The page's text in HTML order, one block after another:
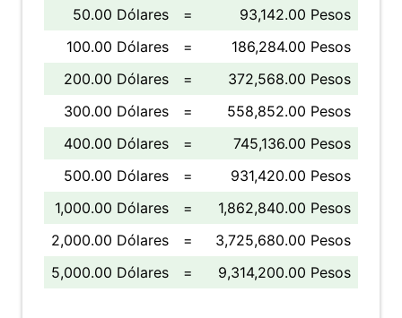
50.00 Dólares
=
93,142.00 Pesos
100.00 Dólares
=
186,284.00 Pesos
200.00 Dólares
=
372,568.00 Pesos
300.00 Dólares
=
558,852.00 Pesos
400.00 Dólares
=
745,136.00 Pesos
500.00 Dólares
=
931,420.00 Pesos
1,000.00 Dólares
=
1,862,840.00 Pesos
2,000.00 Dólares
=
3,725,680.00 Pesos
5,000.00 Dólares
= 9,314,200.00 Pesos